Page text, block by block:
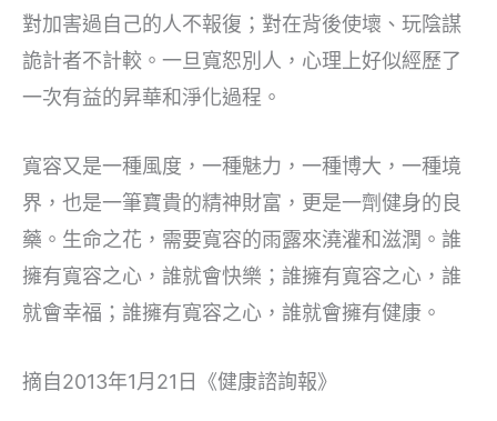
對加害過自己的人不報復；對在背後使壞、玩陰謀
詭計者不計較。一旦寬恕別人，心理上好似經歷了
一次有益的昇華和淨化過程。
寬容又是一種風度，一種魅力，一種博大，一種境
界，也是一筆寶貴的精神財富，更是一劑健身的良
藥。生命之花，需要寬容的雨露來澆灌和滋潤。誰
擁有寬容之心，誰就會快樂；誰擁有寬容之心，誰
就會幸福；誰擁有寬容之心，誰就會擁有健康。
摘自2013年1月21日《健康諮詢報》